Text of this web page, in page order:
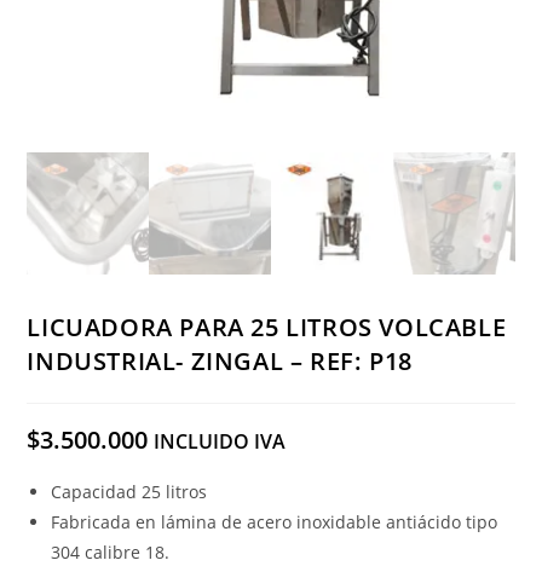
LICUADORA PARA 25 LITROS VOLCABLE
INDUSTRIAL- ZINGAL – REF: P18
$3.500.000 INCLUIDO IVA
Capacidad 25 litros
Fabricada en lámina de acero inoxidable antiácido tipo
304 calibre 18.